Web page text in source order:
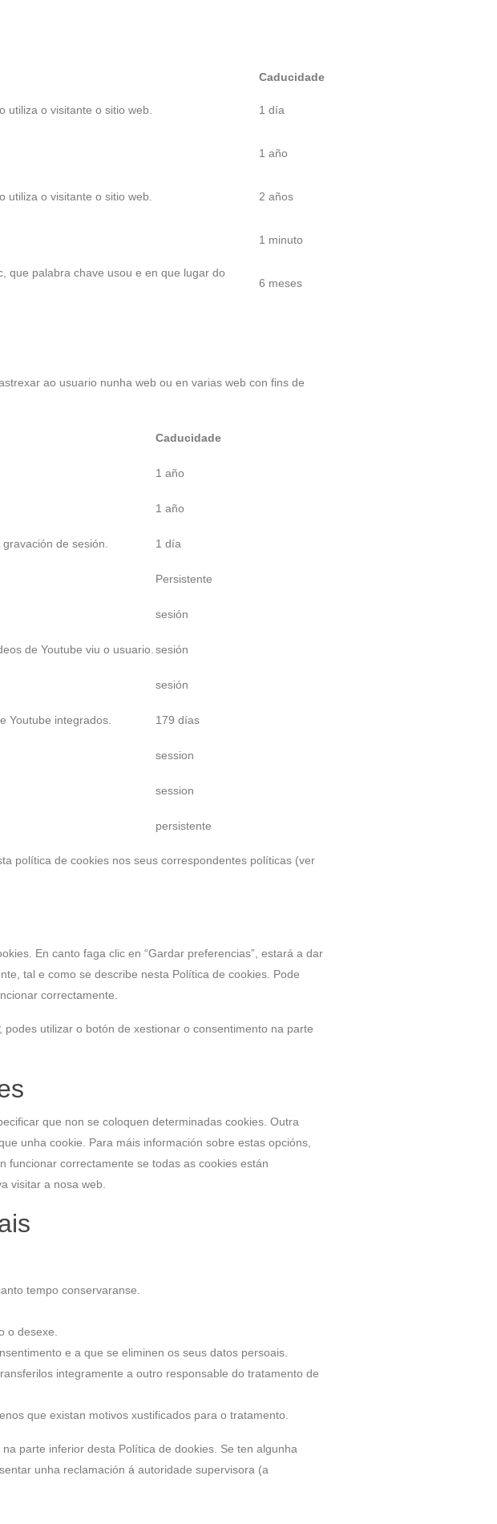
Caducidade
o visitante o sitio web. 1 día
1 año
o visitante o sitio web. 2 años
1 minuto
que palabra chave usou e en que lugar do
6 meses
ao usuario nunha web ou en varias web con fins de
Caducidade
1 año
1 año
de sesión. 1 día
Persistente
sesión
de Youtube viu o usuario. sesión
sesión
Youtube integrados. 179 días
session
session
persistente
política de cookies nos seus correspondentes políticas (ver
En canto faga clic en “Gardar preferencias”, estará a dar
tal e como se describe nesta Política de cookies. Pode
correctamente.
utilizar o botón de xestionar o consentimento na parte
que non se coloquen determinadas cookies. Outra
unha cookie. Para máis información sobre estas opcións,
funcionar correctamente se todas as cookies están
visitar a nosa web.
tempo conservaranse.
o desexe.
e a que se eliminen os seus datos persoais.
integramente a outro responsable do tratamento de
que existan motivos xustificados para o tratamento.
parte inferior desta Política de dookies. Se ten algunha
unha reclamación á autoridade supervisora (a